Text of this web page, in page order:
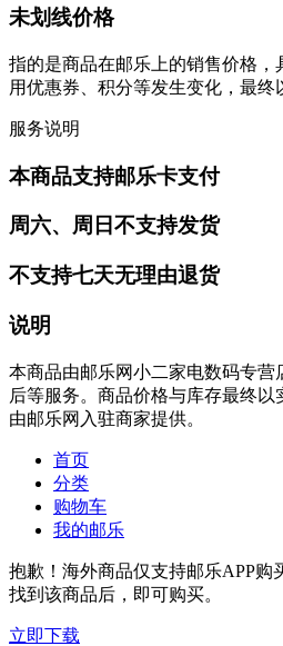
未划线价格
指的是商品在邮乐上的销售价格，
用优惠券、积分等发生变化，最终
服务说明
本商品支持邮乐卡支付
周六、周日不支持发货
不支持七天无理由退货
说明
本商品由邮乐网小二家电数码专营
后等服务。商品价格与库存最终
由邮乐网入驻商家提供。
首页
分类
购物车
我的邮乐
抱歉！海外商品仅支持邮乐APP购
找到该商品后，即可购买。
立即下载